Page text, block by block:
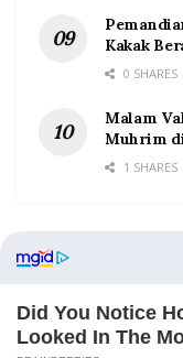
Kakak
0 SHARES
Malam
Muhrim
1 SHARES
Home Tentang